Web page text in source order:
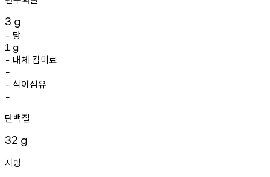
3 g
- 당
1 g
- 대체 감미료
-
- 식이섬유
-
단백질
32 g
지방